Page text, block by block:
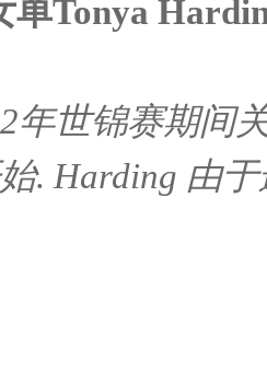
单Tonya
年世锦赛期间
. Harding 由